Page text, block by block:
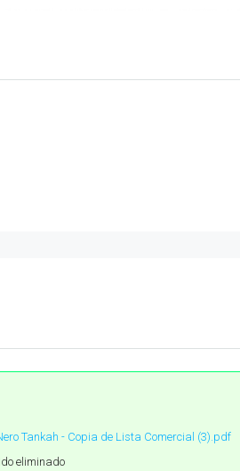
Tankah - Copia de Lista Comercial (3).pdf
eliminado